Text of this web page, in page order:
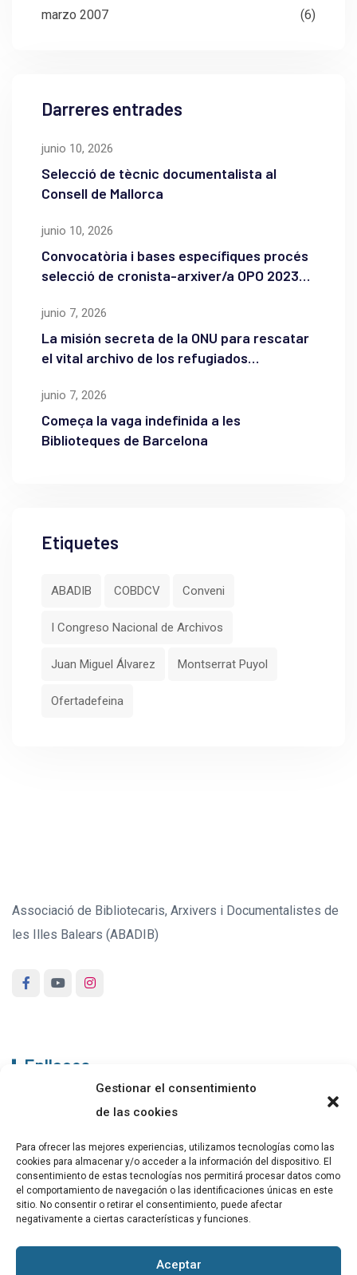
Gestionar el consentimiento
de las cookies
Para ofrecer las mejores experiencias, utilizamos tecnologías como las
cookies para almacenar y/o acceder a la información del dispositivo. El
consentimiento de estas tecnologías nos permitirá procesar datos como
el comportamiento de navegación o las identificaciones únicas en este
sitio. No consentir o retirar el consentimiento, puede afectar
negativamente a ciertas características y funciones.
Aceptar
marzo 2007 (6)
Darreres entrades
junio 10, 2026
Selecció de tècnic documentalista al
Consell de Mallorca
junio 10, 2026
Convocatòria i bases específiques procés
selecció de cronista-arxiver/a OPO 2023
junio 7, 2026
La misión secreta de la ONU para rescatar
el vital archivo de los refugiados
junio 7, 2026
Começa la vaga indefinida a les
Biblioteques de Barcelona
Etiquetes
ABADIB COBDCV Conveni
I Congreso Nacional de Archivos
Juan Miguel Álvarez Montserrat Puyol
Ofertadefeina
Associació de Bibliotecaris, Arxivers i Documentalistes de
les Illes Balears (ABADIB)
Enllaços
PUBLICACIONS
CONTACTE
Altres